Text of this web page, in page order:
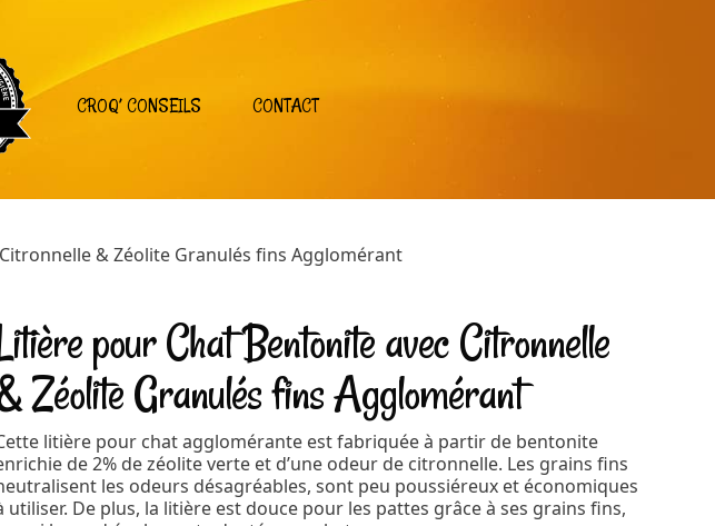
CROQ’ CONSEILS CONTACT
& Zéolite Granulés fins Agglomérant
pour Chat Bentonite avec Citronnelle
Zéolite Granulés fins Agglomérant
litière pour chat agglomérante est fabriquée à partir de bentonite
de 2% de zéolite verte et d’une odeur de citronnelle. Les grains fins
les odeurs désagréables, sont peu poussiéreux et économiques
utiliser. De plus, la litière est douce pour les pattes grâce à ses grains fins,